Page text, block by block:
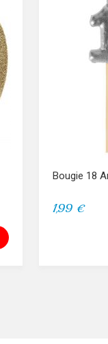
Bougie 18
1,99 €